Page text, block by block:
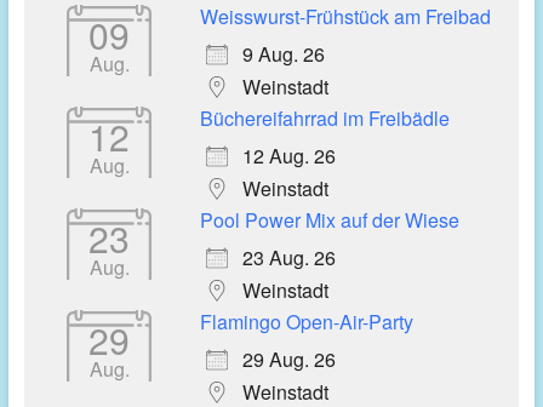
09
Aug.
Weisswurst-Frühstück am Freibad
9 Aug. 26
Weinstadt
12
Aug.
Büchereifahrrad im Freibädle
12 Aug. 26
Weinstadt
23
Aug.
Pool Power Mix auf der Wiese
23 Aug. 26
Weinstadt
29
Aug.
Flamingo Open-Air-Party
29 Aug. 26
Weinstadt